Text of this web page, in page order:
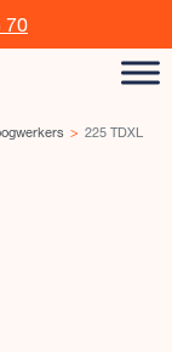
70
225 TDXL